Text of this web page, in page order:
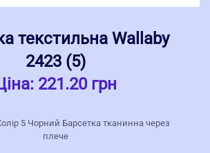
текстильна Wallaby
2423 (5)
221.20 грн
5 Чорний Барсетка тканинна через
плече